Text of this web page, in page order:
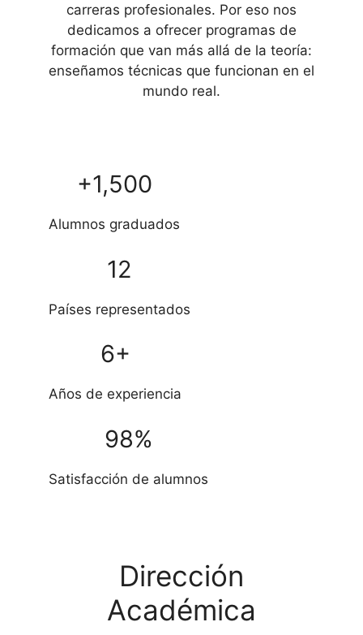
carreras profesionales. Por eso nos
dedicamos a ofrecer programas de
formación que van más allá de la teoría:
enseñamos técnicas que funcionan en el
mundo real.
+1,500
Alumnos graduados
12
Países representados
6+
Años de experiencia
98%
Satisfacción de alumnos
Dirección
Académica